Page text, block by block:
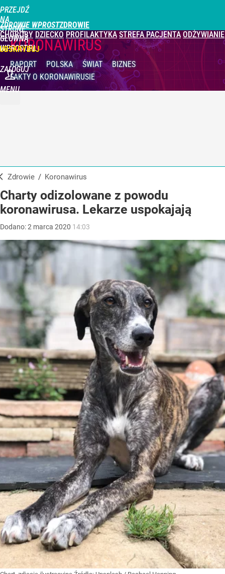
PRZEJDŹ
NA
STRONĘ
GŁÓWNĄ
WPROST.PL
ZDROWIE WPROST
CHOROBY DZIECKO PROFILAKTYKA STREFA PACJENTA ODŻYWIANIE
ZALOGUJ
MENU
KORONAWIRUS
RAPORT POLSKA ŚWIAT
BIZNES
FAKTY O KORONAWIRUSIE
Zdrowie / Koronawirus
Charty odizolowane z powodu
koronawirusa. Lekarze uspokajają
Dodano:2 marca 2020 14:03